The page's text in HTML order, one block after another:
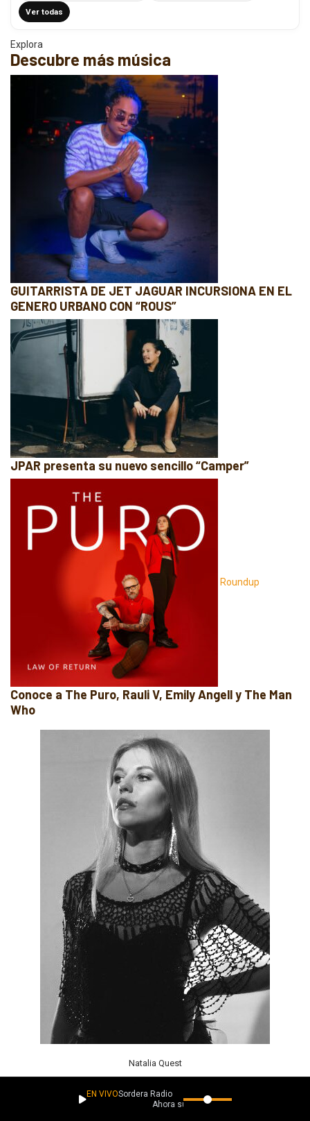
Ver todas
Explora
Descubre más música
GUITARRISTA DE JET JAGUAR INCURSIONA EN EL
GENERO URBANO CON “ROUS”
JPAR presenta su nuevo sencillo “Camper”
Roundup
Conoce a The Puro, Rauli V, Emily Angell y The Man
Who
Natalia Quest
EN VIVOSordera Radio
Ahora suena